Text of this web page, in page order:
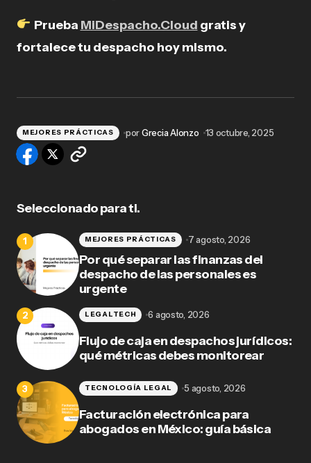
Prueba MiDespacho.Cloud gratis y
fortalece tu despacho hoy mismo.
MEJORES PRÁCTICAS porGrecia Alonzo 13 octubre, 2025
Seleccionado para ti.
Por qué separar las finanzas del
despacho de las personales es
urgente
MEJORES PRÁCTICAS 7 agosto, 2026
Flujo de caja en despachos jurídicos:
qué métricas debes monitorear
LEGALTECH 6 agosto, 2026
Facturación electrónica para
abogados en México: guía básica
TECNOLOGÍA LEGAL 5 agosto, 2026